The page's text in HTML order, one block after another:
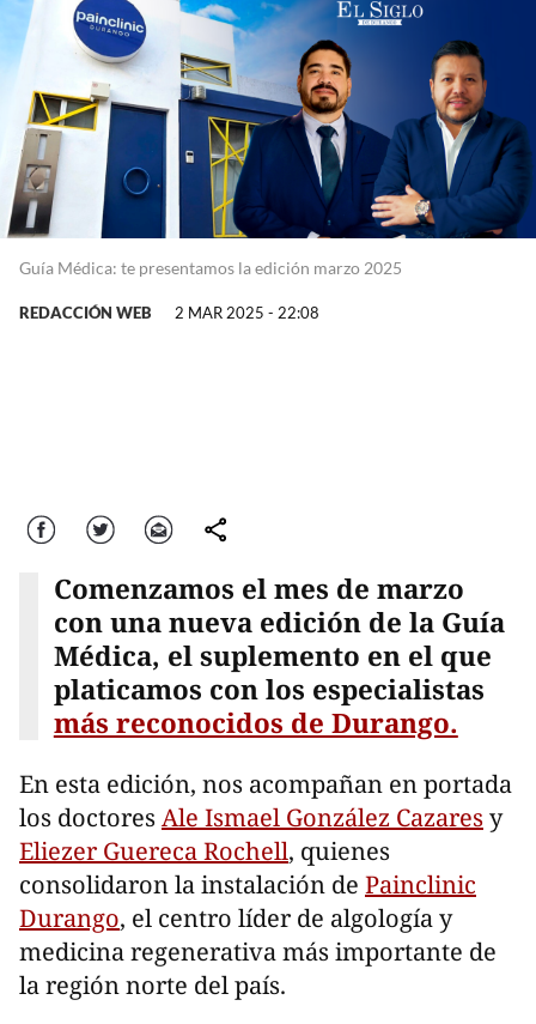
Guía Médica: te presentamos la edición marzo 2025
REDACCIÓN WEB 2 MAR 2025 - 22:08
Facebook Twitter Correo comparte
Comenzamos el mes de marzo
con una nueva edición de la Guía
Médica, el suplemento en el que
platicamos con los especialistas
más reconocidos de Durango.
En esta edición, nos acompañan en portada
los doctores Ale Ismael González Cazares y
Eliezer Guereca Rochell, quienes
consolidaron la instalación de Painclinic
Durango, el centro líder de algología y
medicina regenerativa más importante de
la región norte del país.